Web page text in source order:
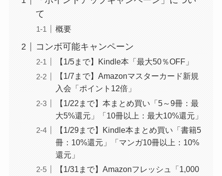
Amazon Photo
(Amazon Driveに写真を容量無制限
で保存)
タイムセールが通常会員よ
りお得
その他メリット多数
意外と知られていない？
て
概要
コンボ可能キャンペーン
【1/5まで】Kindle本「最大50％OFF」
【1/7まで】Amazonマスターカード新規
入会「ポイント12倍」
【1/22まで】本まとめ買い「5～9冊：最
大5%還元」「10冊以上：最大10%還元」
【1/29まで】Kindle本まとめ買い「書籍5
冊：10%還元」「マンガ10冊以上：10%
還元」
【1/31まで】Amazonフレッシュ「1,000